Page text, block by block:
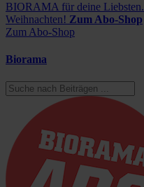
BIORAMA für deine Liebsten.
Weihnachten! Zum Abo-Shop
Zum Abo-Shop
Biorama